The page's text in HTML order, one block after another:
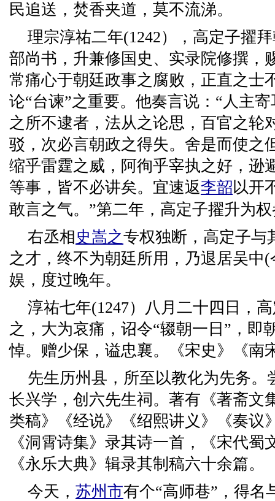
民追送，焚香夹道，莫不流涕。
理宗淳祐二年(1242），高定子擢
部尚书，升兼修国史、实录院修撰，
常痛心于朝廷政事之腐败，正直之士
论“台谏”之重要。他奏言说：“人主
之所不逮者，法从之论思，百官之轮
驳，次必言朝政之得失。舍是而使之
缩乎雷霆之威，阿徇乎宰执之好，逊
等事，皆不必讲矣。宜速返李韶以开
敢言之气。”第二年，高定子擢升为
右丞相 史嵩之专权独断，高定子与
之才，终不为朝廷所用，乃退居吴中
娱，度过晚年。
淳祐七年(1247）八月二十四日，
之，大为哀痛，诏令“辍朝一日”，即
悼。赠少保，谥忠襄。《宋史》《南
先生历州县，所至以教化为先务。
长兴学，创六先生祠。著有《著斋文
类稿》《经说》《绍熙讲义》《奏议
《洞霄诗集》录其诗一首，《宋代蜀
《永乐大典》辑录其制稿六十余篇。
今天， 苏州市有个“高师巷”，得名